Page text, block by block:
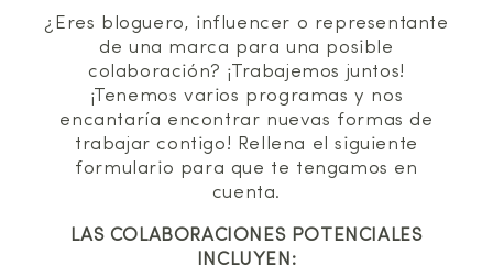
¿Eres bloguero, influencer o representante
de una marca para una posible
colaboración? ¡Trabajemos juntos!
¡Tenemos varios programas y nos
encantaría encontrar nuevas formas de
trabajar contigo! Rellena el siguiente
formulario para que te tengamos en
cuenta.
LAS COLABORACIONES POTENCIALES
INCLUYEN: